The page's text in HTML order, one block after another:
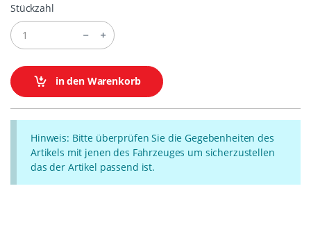
Stückzahl
in den Warenkorb
Hinweis: Bitte überprüfen Sie die Gegebenheiten des
Artikels mit jenen des Fahrzeuges um sicherzustellen
das der Artikel passend ist.